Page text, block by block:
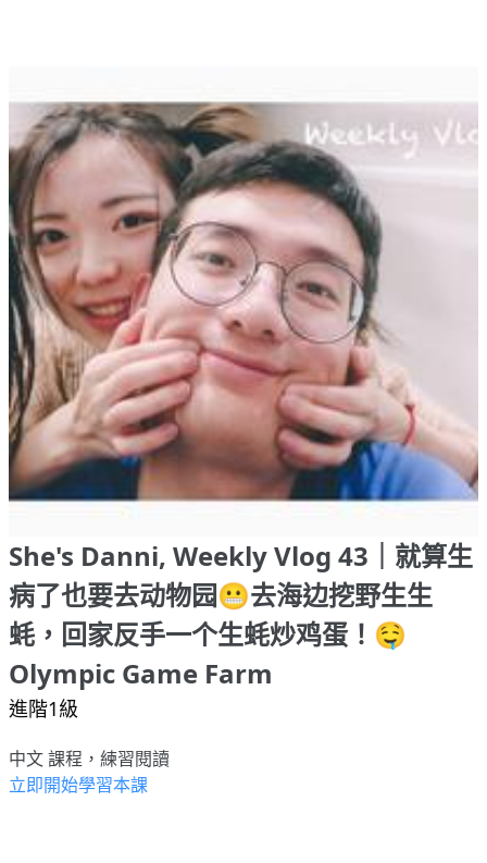
She's Danni, Weekly Vlog 43｜就算生
病了也要去动物园😬去海边挖野生生
蚝，回家反手一个生蚝炒鸡蛋！🤤
Olympic Game Farm
進階1級
中文 課程，練習閱讀
立即開始學習本課